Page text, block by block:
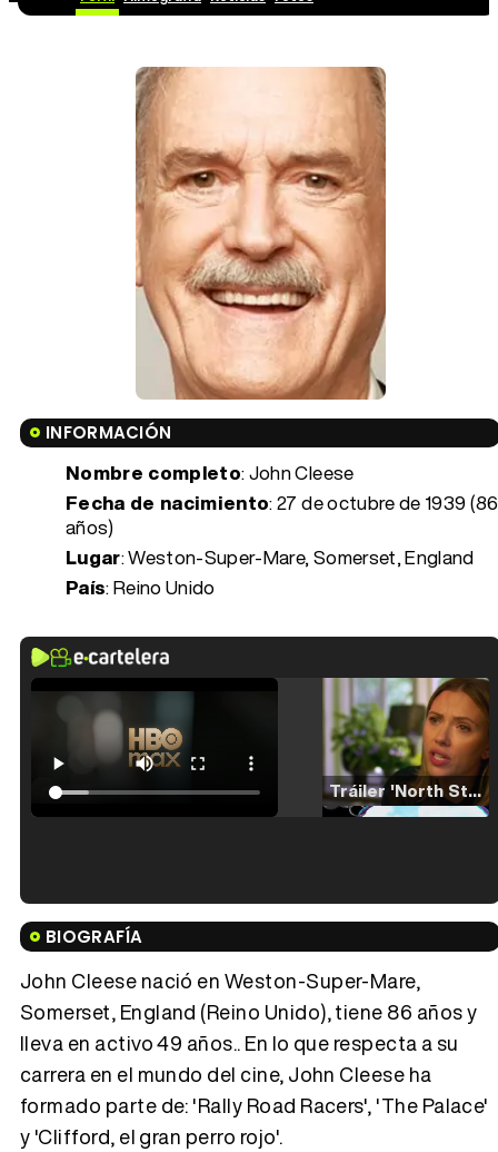
INFORMACIÓN
Nombre completo: John Cleese
Fecha de nacimiento:27 de octubre de 1939 (86
años)
Lugar: Weston-Super-Mare, Somerset, England
País: Reino Unido
Tráiler 'North Star' (2023)
Tráiler en español de 'La isla olvidada'
BIOGRAFÍA
John Cleese nació en Weston-Super-Mare,
Somerset, England (Reino Unido), tiene 86 años y
lleva en activo 49 años.. En lo que respecta a su
carrera en el mundo del cine, John Cleese ha
formado parte de: 'Rally Road Racers', 'The Palace'
y 'Clifford, el gran perro rojo'.